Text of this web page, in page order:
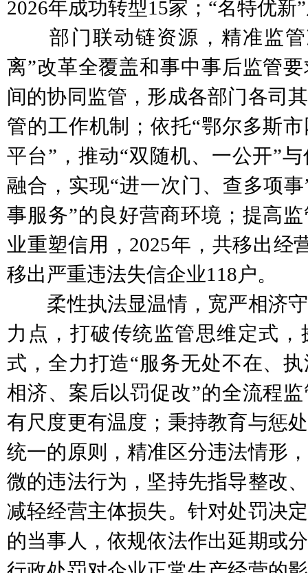
2026年成功转型15家；“名特优新
部门联动链资源，精准监管
离”改革全覆盖和事中事后监管
间的协同监管，形成各部门各司
管的工作机制；依托“鄂尔多斯
平台”，推动“双随机、一公开”
融合，实现“进一次门、查多项
事服务”的良好营商环境；提高
业重塑信用，2025年，共移出经
移出严重违法失信企业118户。
柔性执法显温情，宽严相济守
力点，打破传统监管思维定式，
式，全力打造“服务无处不在、
相济、案后以罚促改”的全流程
有尺度更有温度；秉持教育与惩
统一的原则，精准区分违法情形
微的违法行为，坚持先指导整改
减轻经营主体损失。针对处罚决
的当事人，依规依法作出延期或